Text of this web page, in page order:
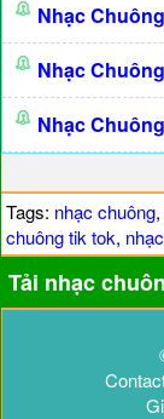
Nhạc
Nhạc
Nhạc
Tags: nhạc chuông,
chuông tik tok,
Tải nhạc